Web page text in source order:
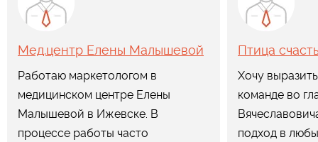
Мед.центр Елены Малышевой
Работаю маркетологом в
медицинском центре Елены
Малышевой в Ижевске. В
процессе работы часто
Птица
Хочу
команде во
подход в